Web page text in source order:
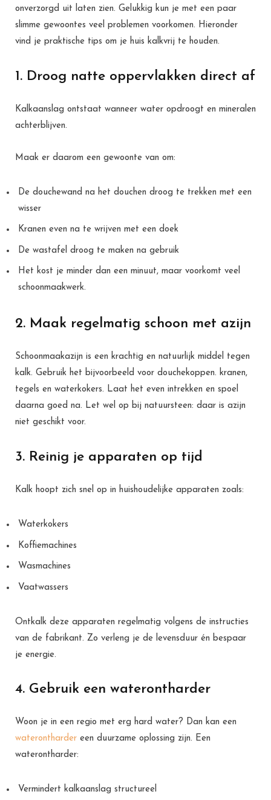
onverzorgd uit laten zien. Gelukkig kun je met een paar
slimme gewoontes veel problemen voorkomen. Hieronder
vind je praktische tips om je huis kalkvrij te houden.
1. Droog natte oppervlakken direct af
Kalkaanslag ontstaat wanneer water opdroogt en mineralen
achterblijven.
Maak er daarom een gewoonte van om:
De douchewand na het douchen droog te trekken met een
wisser
Kranen even na te wrijven met een doek
De wastafel droog te maken na gebruik
Het kost je minder dan een minuut, maar voorkomt veel
schoonmaakwerk.
2. Maak regelmatig schoon met azijn
Schoonmaakazijn is een krachtig en natuurlijk middel tegen
kalk. Gebruik het bijvoorbeeld voor douchekoppen. kranen,
tegels en waterkokers. Laat het even intrekken en spoel
daarna goed na. Let wel op bij natuursteen: daar is azijn
niet geschikt voor.
3. Reinig je apparaten op tijd
Kalk hoopt zich snel op in huishoudelijke apparaten zoals:
Waterkokers
Koffiemachines
Wasmachines
Vaatwassers
Ontkalk deze apparaten regelmatig volgens de instructies
van de fabrikant. Zo verleng je de levensduur én bespaar
je energie.
4. Gebruik een waterontharder
Woon je in een regio met erg hard water? Dan kan een
waterontharder een duurzame oplossing zijn. Een
waterontharder:
Vermindert kalkaanslag structureel